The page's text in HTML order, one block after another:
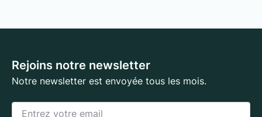
Rejoins notre newsletter
Notre newsletter est envoyée tous les mois.